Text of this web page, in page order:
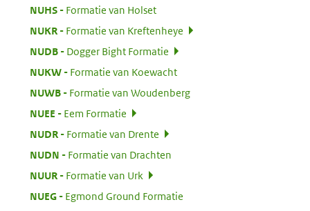
NUHS:
Formatie van Holset
NUKR:
Formatie van Kreftenheye
NUDB:
Dogger Bight Formatie
NUKW:
Formatie van Koewacht
NUWB:
Formatie van Woudenberg
NUEE
Eem Formatie
NUDR:
Formatie van Drente
NUDN
Formatie van Drachten
NUUR:
Formatie van Urk
NUEG:
Egmond Ground Formatie